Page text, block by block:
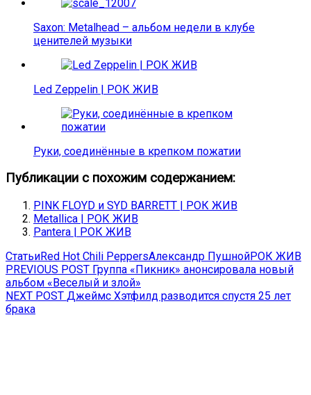
Saxon: Metalhead – альбом недели в клубе
ценителей музыки
Led Zeppelin | РОК ЖИВ
Руки, соединённые в крепком пожатии
Публикации с похожим содержанием:
PINK FLOYD и SYD BARRETT | РОК ЖИВ
Metallica | РОК ЖИВ
Pantera | РОК ЖИВ
СтатьиRed Hot Chili PeppersАлександр ПушнойРОК ЖИВ
Навигация
по
записям
PREVIOUS POST Previous
post:
Группа «Пикник» анонсировала новый
альбом «Веселый и злой»
NEXT POST Next
Джеймс Хэтфилд разводится спустя 25 лет
брака